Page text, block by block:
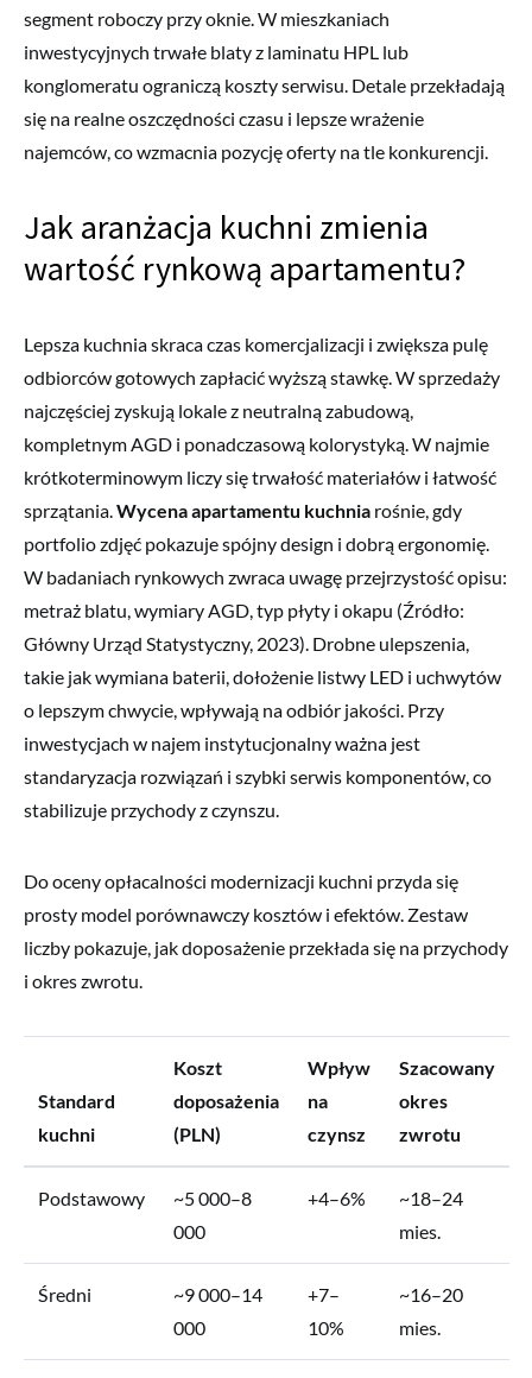
segment roboczy przy oknie. W mieszkaniach
inwestycyjnych trwałe blaty z laminatu HPL lub
konglomeratu ograniczą koszty serwisu. Detale przekładają
się na realne oszczędności czasu i lepsze wrażenie
najemców, co wzmacnia pozycję oferty na tle konkurencji.
Jak aranżacja kuchni zmienia
wartość rynkową apartamentu?
Lepsza kuchnia skraca czas komercjalizacji i zwiększa pulę
odbiorców gotowych zapłacić wyższą stawkę. W sprzedaży
najczęściej zyskują lokale z neutralną zabudową,
kompletnym AGD i ponadczasową kolorystyką. W najmie
krótkoterminowym liczy się trwałość materiałów i łatwość
sprzątania.Wycena apartamentu kuchnia rośnie, gdy
portfolio zdjęć pokazuje spójny design i dobrą ergonomię.
W badaniach rynkowych zwraca uwagę przejrzystość opisu:
metraż blatu, wymiary AGD, typ płyty i okapu (Źródło:
Główny Urząd Statystyczny, 2023). Drobne ulepszenia,
takie jak wymiana baterii, dołożenie listwy LED i uchwytów
o lepszym chwycie, wpływają na odbiór jakości. Przy
inwestycjach w najem instytucjonalny ważna jest
standaryzacja rozwiązań i szybki serwis komponentów, co
stabilizuje przychody z czynszu.
Do oceny opłacalności modernizacji kuchni przyda się
prosty model porównawczy kosztów i efektów. Zestaw
liczby pokazuje, jak doposażenie przekłada się na przychody
i okres zwrotu.
Standard
kuchni
Koszt
doposażenia
(PLN)
Wpływ
na
czynsz
Szacowany
okres
zwrotu
Podstawowy
~5 000–8
000
+4–6%
~18–24
mies.
Średni
~9 000–14
000
+7–
10%
~16–20
mies.